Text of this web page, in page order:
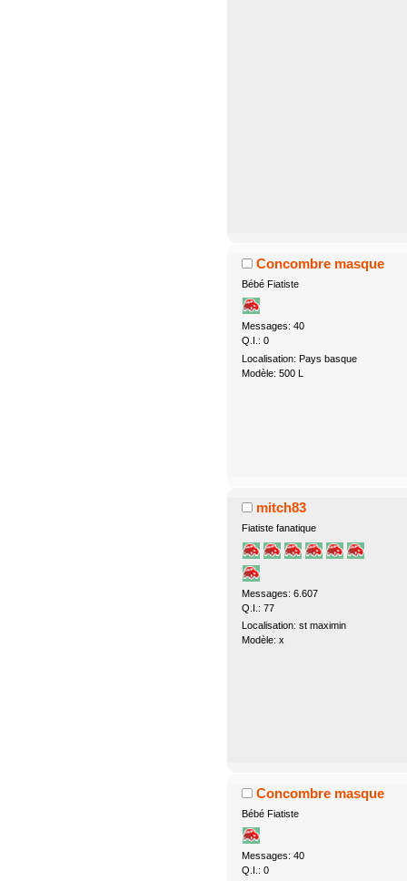
Concombre masque
Bébé Fiatiste
Messages: 40
Q.I.: 0
Localisation: Pays basque
Modèle: 500 L
mitch83
Fiatiste fanatique
Messages: 6.607
Q.I.: 77
Localisation: st maximin
Modèle: x
Concombre masque
Bébé Fiatiste
Messages: 40
Q.I.: 0